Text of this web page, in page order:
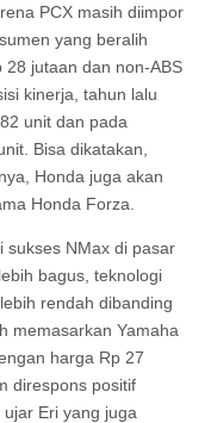
PCX masih diimpor
yang beralih
28 jutaan dan non-ABS
kinerja, tahun lalu
unit dan pada
Bisa dikatakan,
Honda juga akan
Honda Forza.
sukses NMax di pasar
bagus, teknologi
rendah dibanding
memasarkan Yamaha
harga Rp 27
direspons positif
Eri yang juga